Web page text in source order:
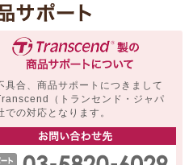
具合、商品サポートにつきまして
（トランセンド・ジャパ
での対応となります。